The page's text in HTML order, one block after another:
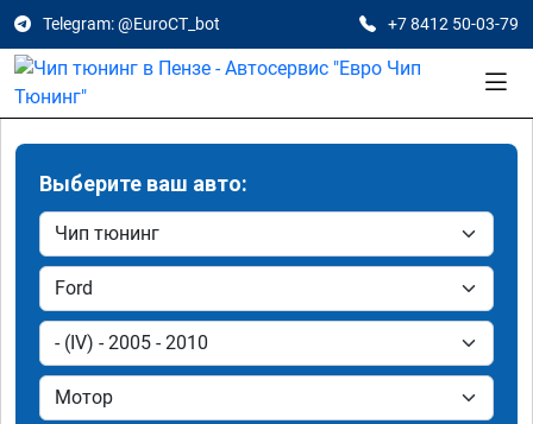
Telegram: @EuroCT_bot +7 8412 50-03-79
Выберите ваш авто: